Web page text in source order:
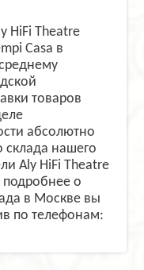
HiFi Theatre
Casa в
товаров
абсолютно
нашего
Aly HiFi Theatre
подробнее о
в Москве вы
по телефонам: